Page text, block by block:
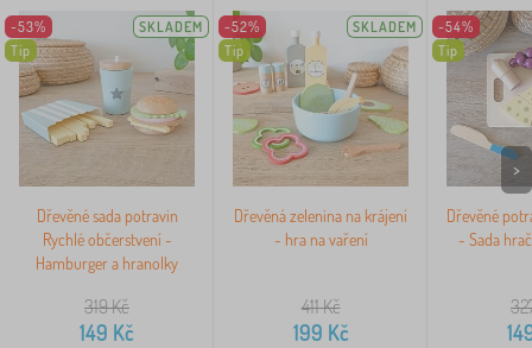
-53%
Tip
SKLADEM
Dřevěné sada potravin
Rychlé občerstvení -
Hamburger a hranolky
319Kč
149 Kč
-52%
Tip
SKLADEM
Dřevěná zelenina na krájení
- hra na vaření
411Kč
199 Kč
-54%
Tip
Dřevěné
- Sada
>